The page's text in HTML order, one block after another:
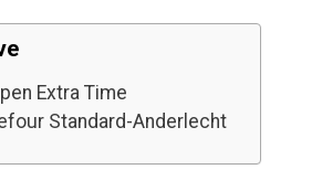
Extra Time
Standard-Anderlecht